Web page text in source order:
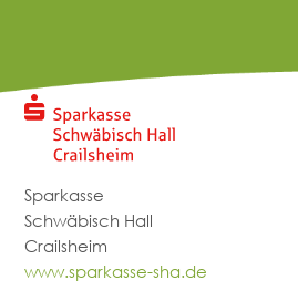
Sparkasse
Schwäbisch Hall
Crailsheim
www.sparkasse-sha.de